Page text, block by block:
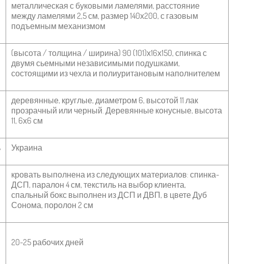
металлическая с буковыми ламелями, расстояние
между ламелями 2,5 см, размер 140х200, с газовым
подъемным механизмом
(высота / толщина / ширина) 90 (101)х16х150, спинка с
двумя сьемными независимыми подушками,
состоящими из чехла и полиуритановым наполнителем
деревянные, круглые, диаметром 6, высотой 11 лак
прозрачный или черный. Деревянные конусные, высота
11, 6х6 см
Украина
кровать выполнена из следующих материалов: спинка-
ДСП, паралон 4 см, текстиль на выбор клиента,
спальный бокс выполнен изДСП и ДВП, в цвете Дуб
Сонома, поролон 2 см
20-25 рабочих дней